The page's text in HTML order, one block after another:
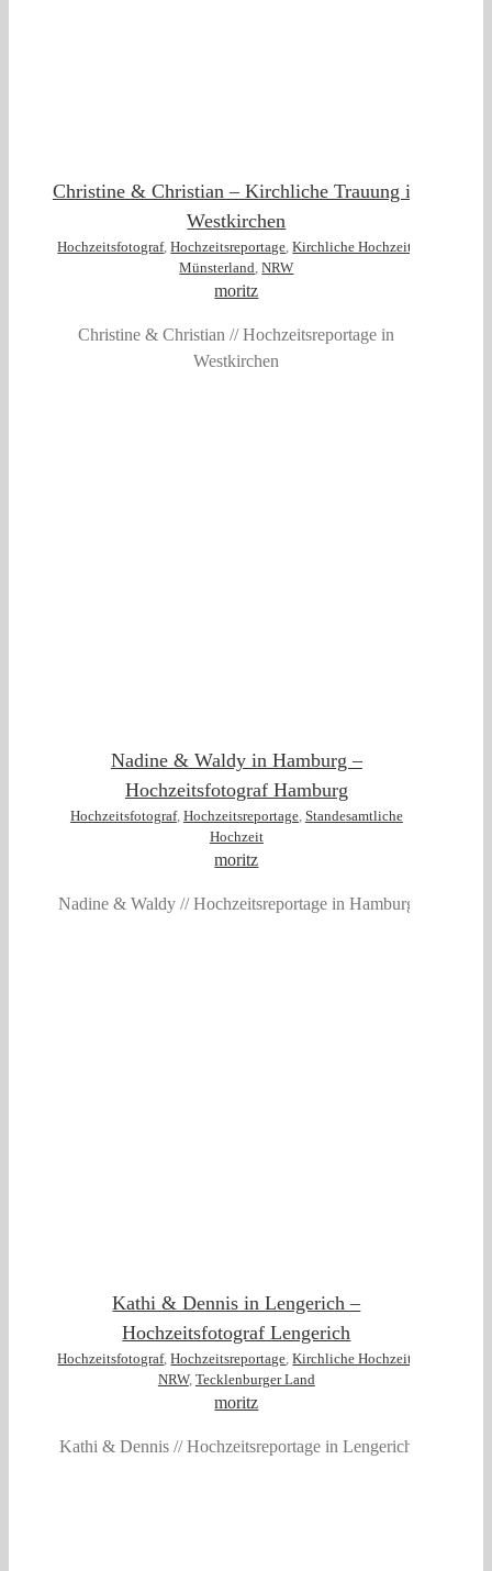
Christine & Christian – Kirchliche Trauung in
Westkirchen
Hochzeitsfotograf,Hochzeitsreportage,Kirchliche Hochzeit
Münsterland,NRW
moritz
Christine & Christian // Hochzeitsreportage in
Westkirchen
Nadine & Waldy in Hamburg –
Hochzeitsfotograf Hamburg
Hochzeitsfotograf, Hochzeitsreportage, Standesamtliche
Hochzeit
moritz
Nadine & Waldy // Hochzeitsreportage in Hamburg
Kathi & Dennis in Lengerich –
Hochzeitsfotograf Lengerich
Hochzeitsfotograf,Hochzeitsreportage,Kirchliche Hochzeit
NRW, Tecklenburger Land
moritz
Kathi & Dennis // Hochzeitsreportage in Lengerich